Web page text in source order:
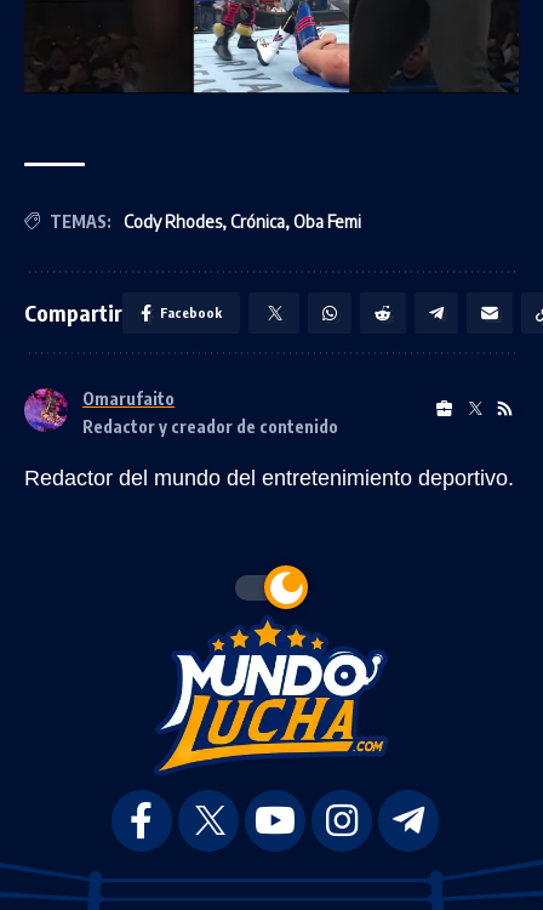
TEMAS: Cody Rhodes,Crónica,Oba Femi
Compartir Facebook
Omarufaito
Redactor y creador de contenido
Redactor del mundo del entretenimiento deportivo.